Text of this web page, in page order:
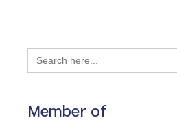
Search
for:
Member of